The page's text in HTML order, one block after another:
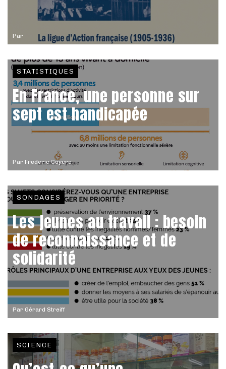
Par
Par Frederic Coyere
STATISTIQUES
En France, une personne sur
sept est handicapée
Par Gérard Streiff
SONDAGES
Les jeunes au travail : besoin
de reconnaissance et de
solidarité
SCIENCE